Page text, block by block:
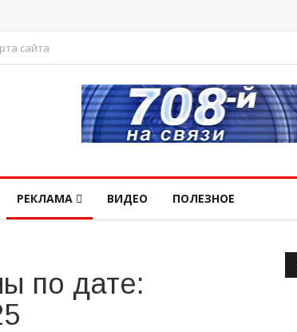
сайта
РЕКЛАМА ВИДЕО ПОЛЕЗНОЕ
по дате: